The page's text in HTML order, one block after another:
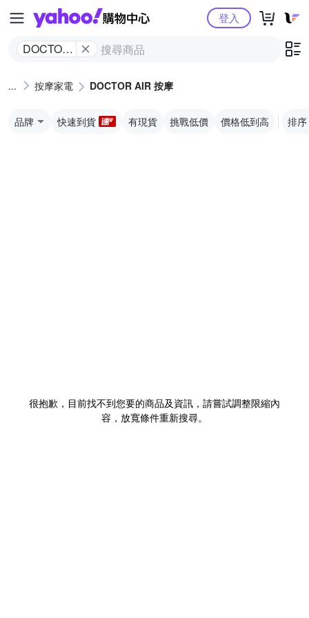
Yahoo購物中心
DOCTOR
登入
按摩家電 DOCTOR AIR 按摩
品牌 快速到貨 有現貨 挑戰低價 價格低到高 排序
很抱歉，目前找不到您要的商品及資訊，請嘗試調整限縮內
容，放寬條件重新搜尋。